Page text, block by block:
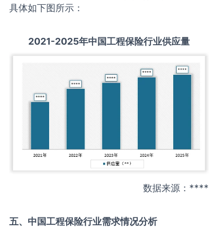
具体如下图所示：
2021-2025年中国工程保险行业供应量
数据来源：****
五、中国工程保险行业需求情况分析